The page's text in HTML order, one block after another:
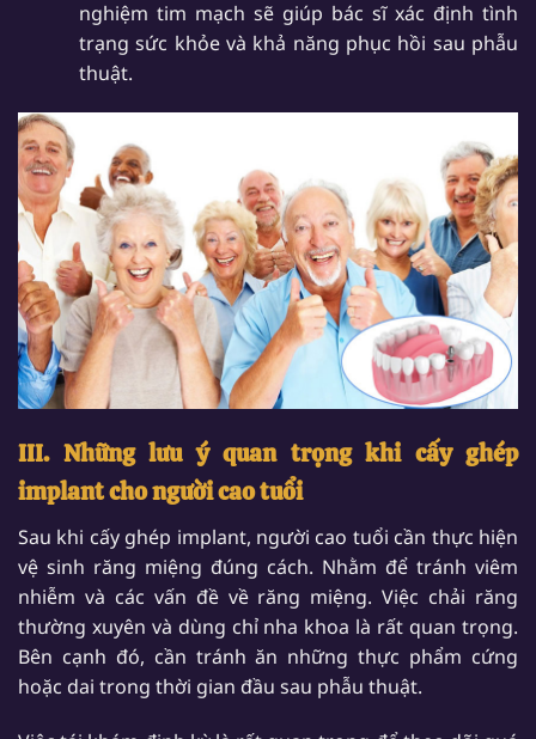
nghiệm tim mạch sẽ giúp bác sĩ xác định tình
trạng sức khỏe và khả năng phục hồi sau phẫu
thuật.
III. Những lưu ý quan trọng khi cấy ghép
implant cho người cao tuổi
Sau khi cấy ghép implant, người cao tuổi cần thực hiện
vệ sinh răng miệng đúng cách. Nhằm để tránh viêm
nhiễm và các vấn đề về răng miệng. Việc chải răng
thường xuyên và dùng chỉ nha khoa là rất quan trọng.
Bên cạnh đó, cần tránh ăn những thực phẩm cứng
hoặc dai trong thời gian đầu sau phẫu thuật.